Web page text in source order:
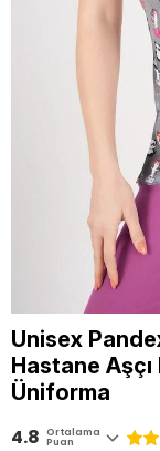
Unisex
Hastane
Üniforma
4.8 Ortalama
Puan